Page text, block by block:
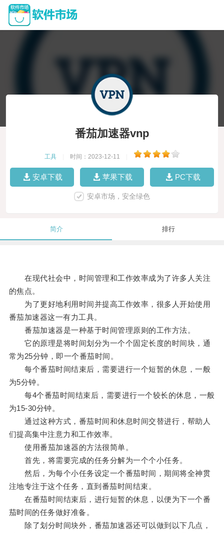
番茄加速器vnp
工具 时间：2023-12-11
安卓下载 苹果下载 PC下载
安卓市场，安全绿色
简介 排行
在现代社会中，时间管理和工作效率成为了许多人关注
的焦点。
为了更好地利用时间并提高工作效率，很多人开始使用
番茄加速器这一有力工具。
番茄加速器是一种基于时间管理原则的工作方法。
它的原理是将时间划分为一个个固定长度的时间块，通
常为25分钟，即一个番茄时间。
每个番茄时间结束后，需要进行一个短暂的休息，一般
为5分钟。
每4个番茄时间结束后，需要进行一个较长的休息，一般
为15-30分钟。
通过这种方式，番茄时间和休息时间交替进行，帮助人
们提高集中注意力和工作效率。
使用番茄加速器的方法很简单。
首先，将需要完成的任务分解为一个个小任务。
然后，为每个小任务设定一个番茄时间，期间将全神贯
注地专注于这个任务，直到番茄时间结束。
在番茄时间结束后，进行短暂的休息，以便为下一个番
茄时间的任务做好准备。
除了划分时间块外，番茄加速器还可以做到以下几点，